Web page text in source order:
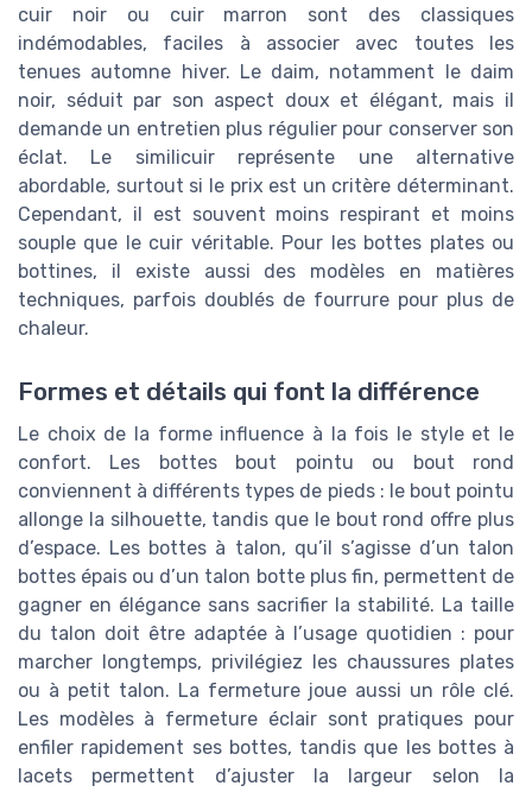
cuir noir ou cuir marron sont des classiques
indémodables, faciles à associer avec toutes les
tenues automne hiver. Le daim, notamment le daim
noir, séduit par son aspect doux et élégant, mais il
demande un entretien plus régulier pour conserver son
éclat. Le similicuir représente une alternative
abordable, surtout si le prix est un critère déterminant.
Cependant, il est souvent moins respirant et moins
souple que le cuir véritable. Pour les bottes plates ou
bottines, il existe aussi des modèles en matières
techniques, parfois doublés de fourrure pour plus de
chaleur.
Formes et détails qui font la différence
Le choix de la forme influence à la fois le style et le
confort. Les bottes bout pointu ou bout rond
conviennent à différents types de pieds : le bout pointu
allonge la silhouette, tandis que le bout rond offre plus
d’espace. Les bottes à talon, qu’il s’agisse d’un talon
bottes épais ou d’un talon botte plus fin, permettent de
gagner en élégance sans sacrifier la stabilité. La taille
du talon doit être adaptée à l’usage quotidien : pour
marcher longtemps, privilégiez les chaussures plates
ou à petit talon. La fermeture joue aussi un rôle clé.
Les modèles à fermeture éclair sont pratiques pour
enfiler rapidement ses bottes, tandis que les bottes à
lacets permettent d’ajuster la largeur selon la